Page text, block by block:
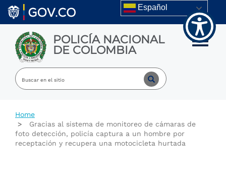
Welcome
All
Accessibility
screen
reader.
Accessibility
screen
Skip to main content Español
POLICÍA NACIONAL
DE COLOMBIA Toggle
Home
Gracias al sistema de monitoreo de cámaras de
foto detección, policía captura a un hombre por
receptación y recupera una motocicleta hurtada